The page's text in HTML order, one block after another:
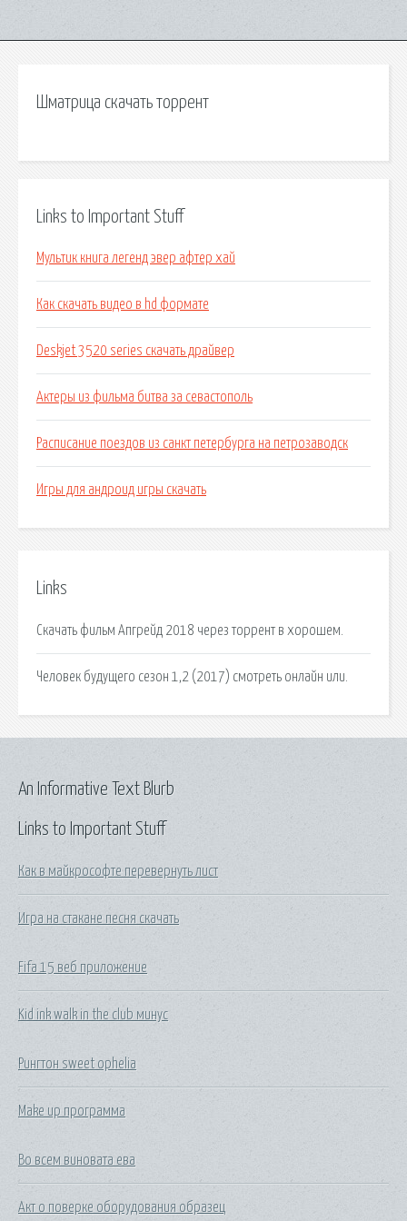
Шматрица скачать торрент
Links to Important Stuff
Мультик книга легенд эвер афтер хай
Как скачать видео в hd формате
Deskjet 3520 series скачать драйвер
Актеры из фильма битва за севастополь
Расписание поездов из санкт петербурга на петрозаводск
Игры для андроид игры скачать
Links
Скачать фильм Апгрейд 2018 через торрент в хорошем.
Человек будущего сезон 1,2 (2017) смотреть онлайн или.
Links to Important Stuff
Как в майкрософте перевернуть лист
Игра на стакане песня скачать
Fifa 15 веб приложение
Kid ink walk in the club минус
Рингтон sweet ophelia
Make up программа
Во всем виновата ева
Акт о поверке оборудования образец
An Informative Text Blurb